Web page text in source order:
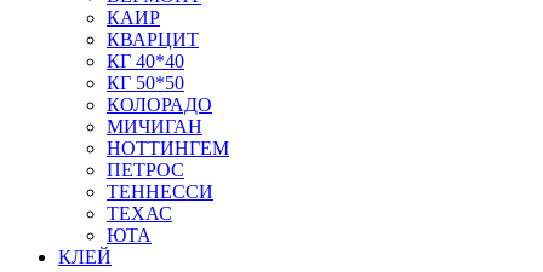
КАИР
КВАРЦИТ
КГ 40*40
КГ 50*50
КОЛОРАДО
МИЧИГАН
НОТТИНГЕМ
ПЕТРОС
ТЕННЕССИ
ТЕХАС
ЮТА
КЛЕЙ